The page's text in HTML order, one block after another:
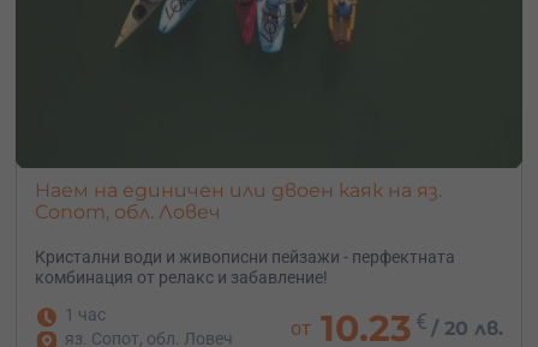
Наем на единичен или двоен каяк на яз.
Сопот, обл. Ловеч
Кристални води и живописни пейзажи - перфектната
комбинация от релакс и забавление!
1 час
яз. Сопот, обл. Ловеч
от 10.23 € /20 лв.